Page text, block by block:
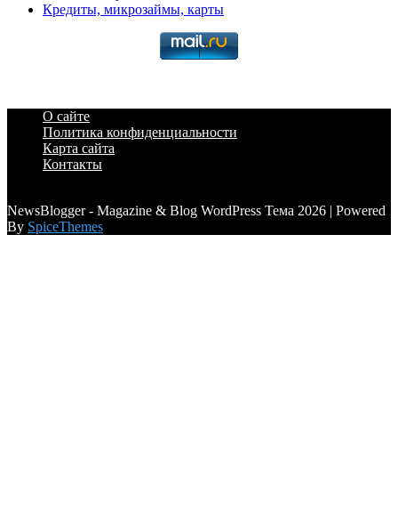
Кредиты, микрозаймы, карты
О сайте
Политика конфиденциальности
Карта сайта
Контакты
NewsBlogger - Magazine & Blog WordPress Тема 2026 | Powered
By SpiceThemes